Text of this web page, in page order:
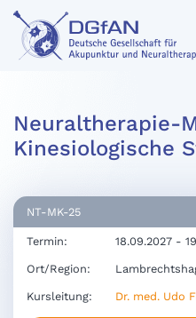
Neuraltherapie-
Kinesiologische
NT-MK-25
Termin: 18.09.2027 -
Ort/Region:
Kursleitung: Dr. med. Udo